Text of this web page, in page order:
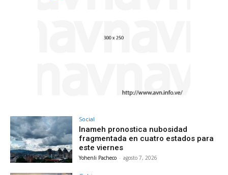
Social
Inameh pronostica nubosidad
fragmentada en cuatro estados para
este viernes
Yohenli Pacheco - agosto 7, 2026